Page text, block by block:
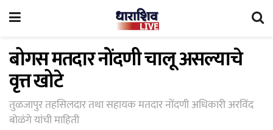
बोगस मतदार नोंदणी चालू असल्याचे
वृत्त खोटे
तुळजापुर तहसिलदार तथा सहायक मतदार नोंदणी अधिकारी अरविंद
बोळंगे यांची माहिती